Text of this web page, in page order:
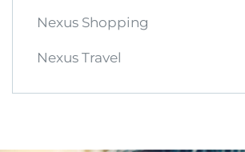
Nexus Shopping
Nexus Travel